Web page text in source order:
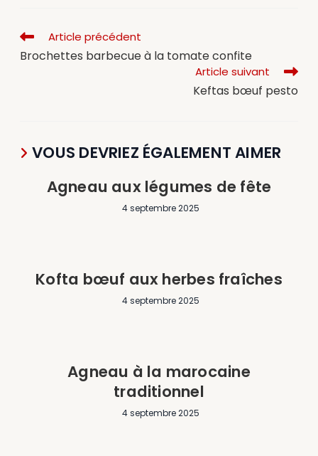
Article précédent
Brochettes barbecue à la tomate confite
Article suivant
Keftas bœuf pesto
VOUS DEVRIEZ ÉGALEMENT AIMER
Agneau aux légumes de fête
4 septembre 2025
Kofta bœuf aux herbes fraîches
4 septembre 2025
Agneau à la marocaine
traditionnel
4 septembre 2025